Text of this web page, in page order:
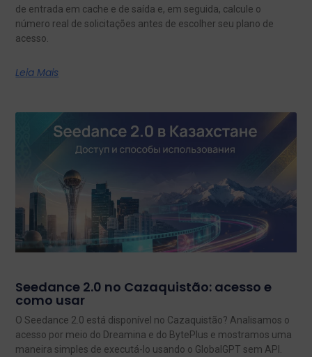
de entrada em cache e de saída e, em seguida, calcule o
número real de solicitações antes de escolher seu plano de
acesso.
Leia Mais
Seedance 2.0 no Cazaquistão: acesso e
como usar
O Seedance 2.0 está disponível no Cazaquistão? Analisamos o
acesso por meio do Dreamina e do BytePlus e mostramos uma
maneira simples de executá-lo usando o GlobalGPT sem API.